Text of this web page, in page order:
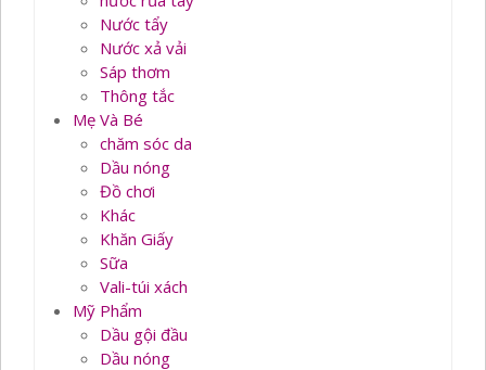
Nước tẩy
Nước xả vải
Sáp thơm
Thông tắc
Mẹ Và Bé
chăm sóc da
Dầu nóng
Đồ chơi
Khác
Khăn Giấy
Sữa
Vali-túi xách
Mỹ Phẩm
Dầu gội đầu
Dầu nóng